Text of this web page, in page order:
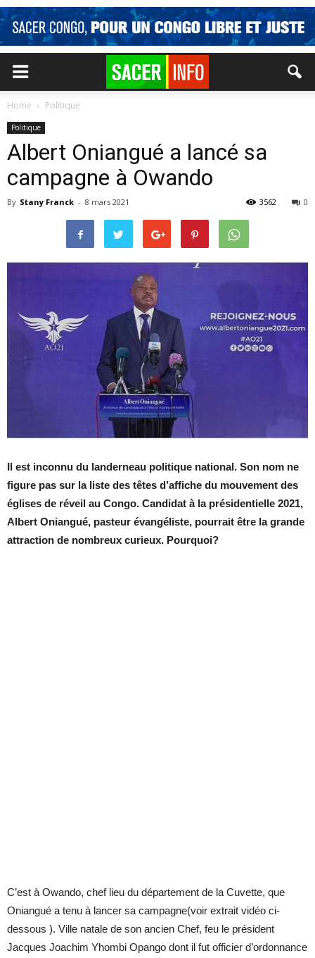
Home Politique
Politique
Albert Oniangué a lancé sa
campagne à Owando
By Stany Franck - 8 mars 2021 0
3562
Il est inconnu du landerneau politique national. Son nom ne
figure pas sur la liste des têtes d’affiche du mouvement des
églises de réveil au Congo. Candidat à la présidentielle 2021,
Albert Oniangué, pasteur évangéliste, pourrait être la grande
attraction de nombreux curieux. Pourquoi?
C’est à Owando, chef lieu du département de la Cuvette, que
Oniangué a tenu à lancer sa campagne(voir extrait vidéo ci-
dessous ). Ville natale de son ancien Chef, feu le président
Jacques Joachim Yhombi Opango dont il fut officier d’ordonnance